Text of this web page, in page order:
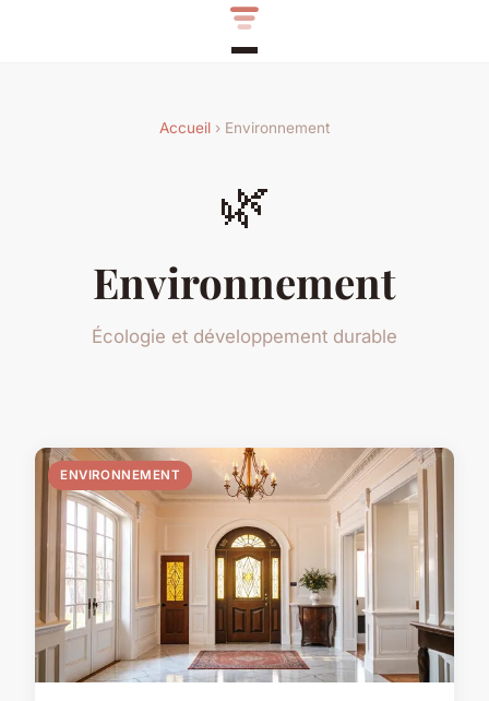
Accueil › Environnement
🌿
Environnement
Écologie et développement durable
ENVIRONNEMENT